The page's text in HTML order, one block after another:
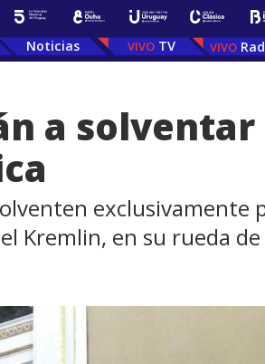
Noticias TV
a
exclusivamente
Kremlin, en su rueda